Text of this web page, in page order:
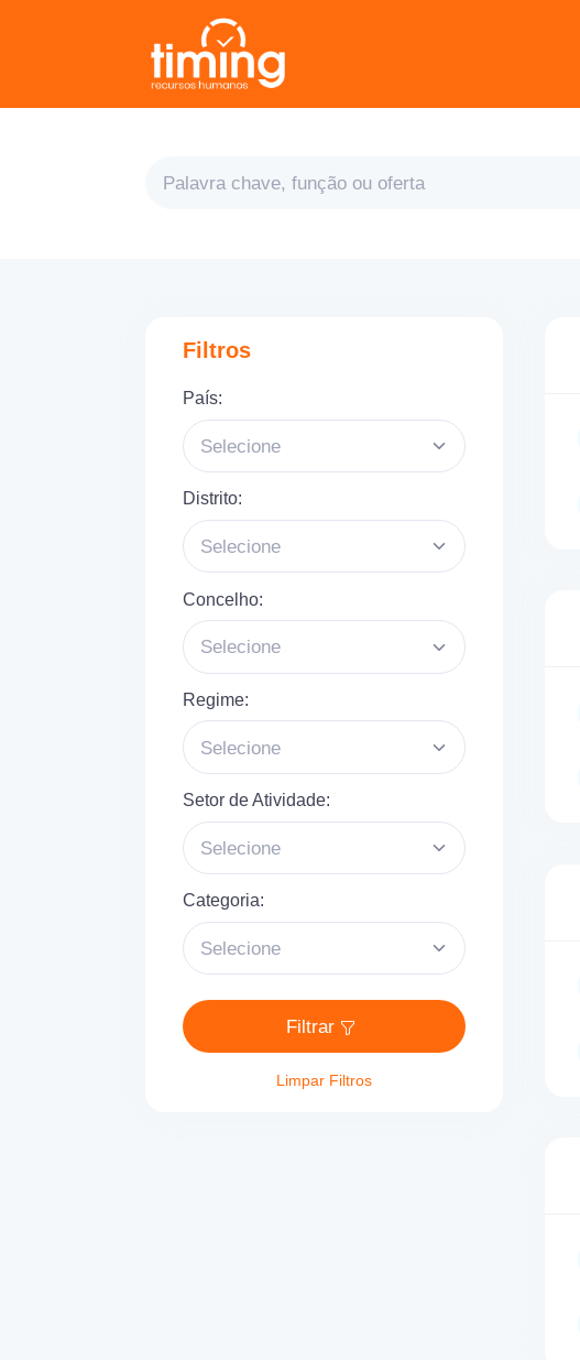
Filtros
País:
Selecione
Distrito:
Selecione
Concelho:
Selecione
Regime:
Selecione
Setor de Atividade:
Selecione
Categoria:
Selecione
Filtrar
Limpar Filtros